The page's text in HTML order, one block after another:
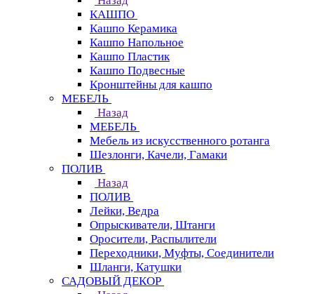
КАШПО
Кашпо Керамика
Кашпо Напольное
Кашпо Пластик
Кашпо Подвесные
Кронштейны для кашпо
МЕБЕЛЬ
Назад
МЕБЕЛЬ
Мебель из искусственного ротанга
Шезлонги, Качели, Гамаки
ПОЛИВ
Назад
ПОЛИВ
Лейки, Ведра
Опрыскиватели, Штанги
Оросители, Распылители
Переходники, Муфты, Соединители
Шланги, Катушки
САДОВЫЙ ДЕКОР